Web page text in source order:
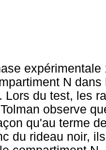
N
Lors du test, les
observe
qu'au terme
du rideau noir,